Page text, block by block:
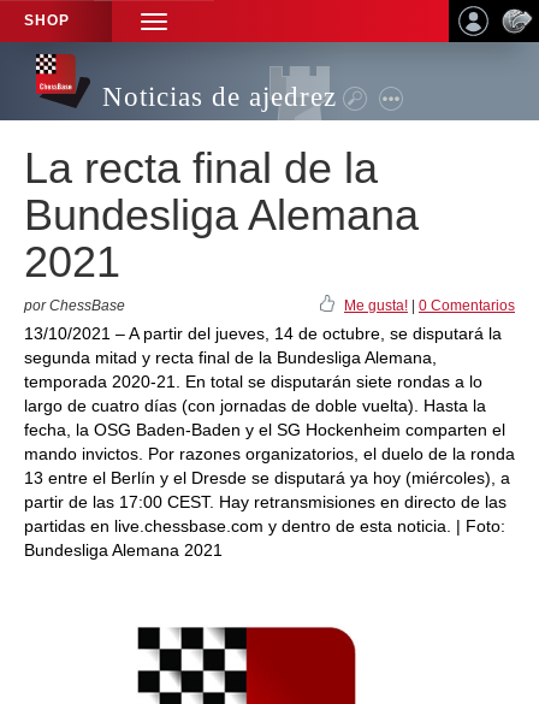
SHOP
TOGGLE
NAVIGATION
Noticias de ajedrez
La recta final de la
Bundesliga Alemana
2021
por ChessBase Me gusta! 0 Comentarios
13/10/2021 – A partir del jueves, 14 de octubre, se disputará la
segunda mitad y recta final de la Bundesliga Alemana,
temporada 2020-21. En total se disputarán siete rondas a lo
largo de cuatro días (con jornadas de doble vuelta). Hasta la
fecha, la OSG Baden-Baden y el SG Hockenheim comparten el
mando invictos. Por razones organizatorios, el duelo de la ronda
13 entre el Berlín y el Dresde se disputará ya hoy (miércoles), a
partir de las 17:00 CEST. Hay retransmisiones en directo de las
partidas en live.chessbase.com y dentro de esta noticia. | Foto:
Bundesliga Alemana 2021